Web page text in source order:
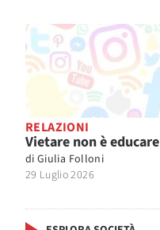
RELAZIONI
Vietare non è educare
di Giulia Folloni
29 Luglio 2026